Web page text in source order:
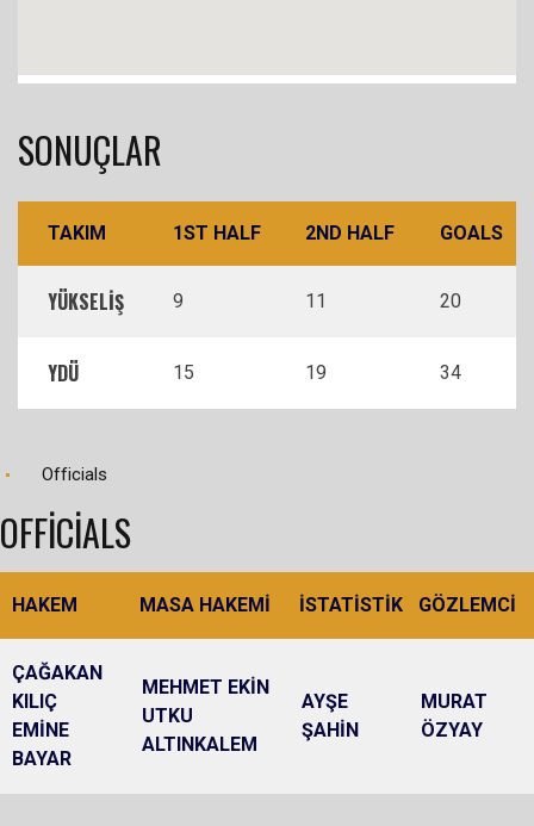
SONUÇLAR
TAKIM 1ST HALF 2ND HALF GOALS
YÜKSELİŞ 9 11 20
YDÜ 15 19 34
Officials
OFFICIALS
HAKEM MASA HAKEMİ İSTATİSTİK GÖZLEMCİ
ÇAĞAKAN
KILIÇ
EMİNE
BAYAR
MEHMET EKİN
UTKU
ALTINKALEM
AYŞE
ŞAHİN
MURAT
ÖZYAY